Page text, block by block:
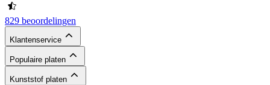
829 beoordelingen
Klantenservice
Populaire platen
Kunststof platen